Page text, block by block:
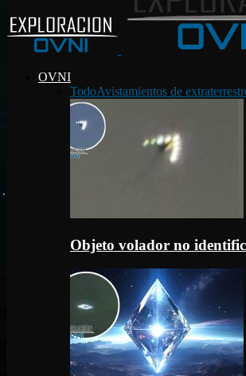
OVNI
TodoAvistamientos de
Objeto volador no